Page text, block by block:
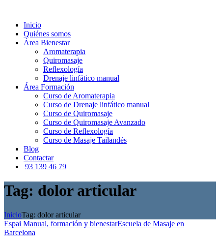
Inicio
Quiénes somos
Área Bienestar
Aromaterapia
Quiromasaje
Reflexología
Drenaje linfático manual
Área Formación
Curso de Aromaterapia
Curso de Drenaje linfático manual
Curso de Quiromasaje
Curso de Quiromasaje Avanzado
Curso de Reflexología
Curso de Masaje Tailandés
Blog
Contactar
93 139 46 79
Tag: dolor articular
InicioTag: dolor articular
Espai Manual, formación y bienestarEscuela de Masaje en
Barcelona